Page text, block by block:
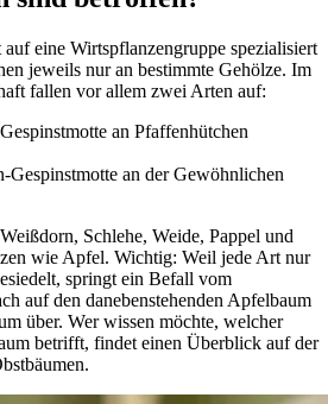
eine Wirtspflanzengruppe spezialisiert
jeweils nur an bestimmte Gehölze. Im
fallen vor allem zwei Arten auf:
an Pfaffenhütchen
Gespinstmotte an der Gewöhnlichen
Schlehe, Weide, Pappel und
wie Apfel. Wichtig: Weil jede Art nur
springt ein Befall vom
auf den danebenstehenden Apfelbaum
über. Wer wissen möchte, welcher
betrifft, findet einen Überblick auf der